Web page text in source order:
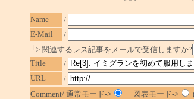
Name
/
E-Mail
/
└> 関連するレス記事をメールで受信しますか?
Title
/
URL
/
Comment/ 通常モード->
図表モード->